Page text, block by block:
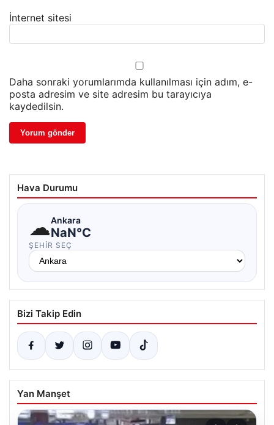
İnternet sitesi
Daha sonraki yorumlarımda kullanılması için adım, e-
posta adresim ve site adresim bu tarayıcıya
kaydedilsin.
Hava Durumu
☁Ankara
NaN°C
ŞEHIR SEÇ
Bizi Takip Edin
Yan Manşet